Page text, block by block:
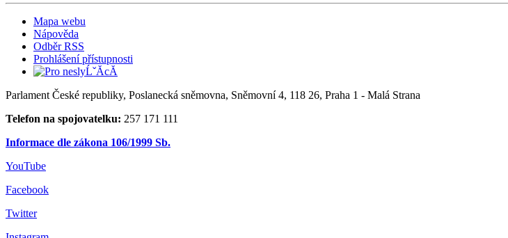
Mapa webu
Nápověda
Odběr RSS
Prohlášení přístupnosti
Parlament České republiky, Poslanecká sněmovna, Sněmovní 4, 118 26, Praha 1 - Malá Strana
Telefon na spojovatelku: 257 171 111
Informace dle zákona 106/1999 Sb.
YouTube
Facebook
Twitter